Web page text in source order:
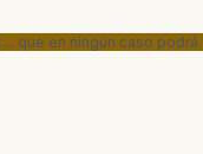
que en ningún caso